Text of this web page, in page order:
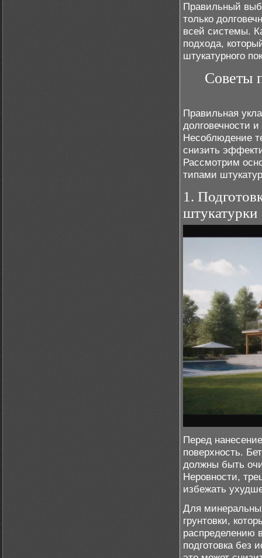
Правильный
только
всей системы.
подхода,
штукатурного
Советы
Правильная
долговечности
Несоблюдение
снизить
Рассмотрим
типами
1.
штукатурки
Перед
поверхность.
должны быть
Неровности,
избежать
Для
грунтовки,
распределению
подготовка без